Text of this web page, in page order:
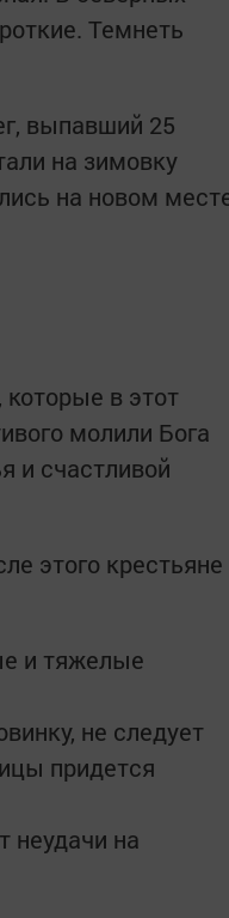
Темнеть
выпавший 25
на зимовку
на новом
в этот
молили Бога
и счастливой
этого крестьяне
и тяжелые
не следует
придется
неудачи на